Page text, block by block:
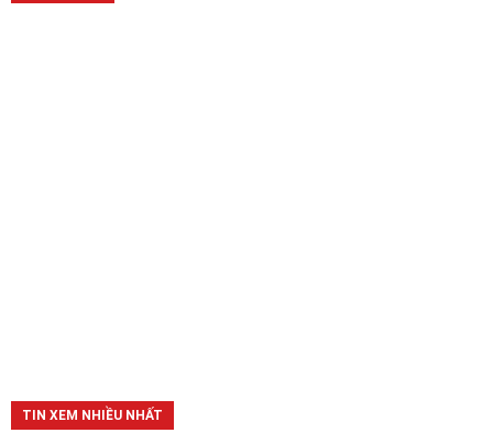
TIN XEM NHIỀU NHẤT